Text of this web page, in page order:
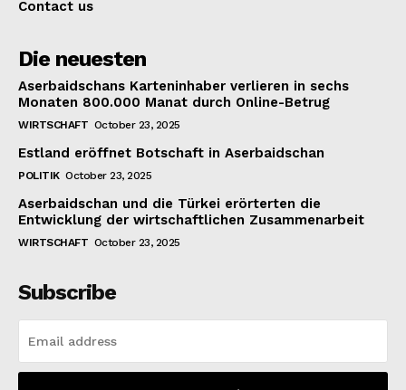
Contact us
Die neuesten
Aserbaidschans Karteninhaber verlieren in sechs
Monaten 800.000 Manat durch Online-Betrug
WIRTSCHAFT October 23, 2025
Estland eröffnet Botschaft in Aserbaidschan
POLITIK October 23, 2025
Aserbaidschan und die Türkei erörterten die
Entwicklung der wirtschaftlichen Zusammenarbeit
WIRTSCHAFT October 23, 2025
Subscribe